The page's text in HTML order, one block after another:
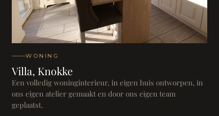
WONING
Villa, Knokke
Een volledig woninginterieur, in eigen huis ontworpen, in
ons eigen atelier gemaakt en door ons eigen team
geplaatst.